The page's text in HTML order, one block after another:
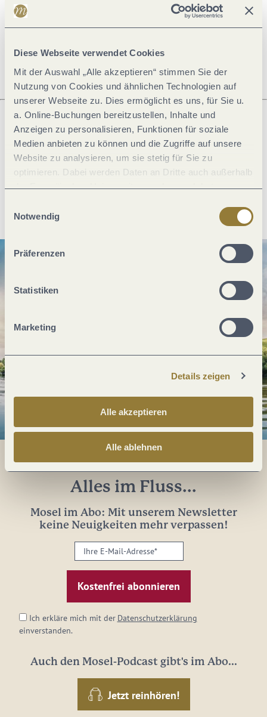
Diese Webseite verwendet Cookies
Mit der Auswahl „Alle akzeptieren“ stimmen Sie der
Nutzung von Cookies und ähnlichen Technologien auf
unserer Webseite zu. Dies ermöglicht es uns, für Sie u.
a. Online-Buchungen bereitzustellen, Inhalte und
Anzeigen zu personalisieren, Funktionen für soziale
Medien anbieten zu können und die Zugriffe auf unsere
Website zu analysieren, um sie stetig für Sie zu
optimieren. Dabei werden Daten an Dritte auch außerhalb
der Europäischen Union weitergegeben und dort
jederzeit widerrufen werden. Mit der Auswahl "Alle
ablehnen" kann es zu Beeinträchtigungen in der Nutzung
Notwendig
Präferenzen
Statistiken
Marketing
Details zeigen
Alle akzeptieren
Alle ablehnen
Öffnungszeiten
Was möchtest du als nächstes tun?
Alles im Fluss...
Mosel im Abo: Mit unserem Newsletter
keine Neuigkeiten mehr verpassen!
Ihre
E-
Mail-
Adresse:
Ich erkläre mich mit der Datenschutzerklärung
einverstanden.
Auch den Mosel-Podcast gibt's im Abo...
Jetzt reinhören!